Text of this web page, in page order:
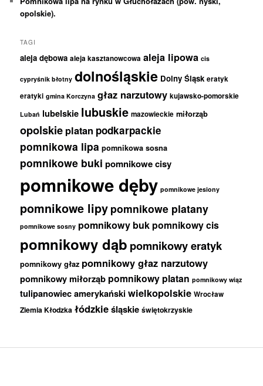
opolskie).
TAGI
aleja dębowa aleja kasztanowcowa aleja lipowa cis
cypryśnik błotny dolnośląskie Dolny Śląsk eratyk
eratyki gmina Korczyna głaz narzutowy kujawsko-pomorskie
Lubań lubelskie lubuskie mazowieckie miłorząb
opolskie platan podkarpackie
pomnikowa lipa pomnikowa sosna
pomnikowe buki pomnikowe cisy
pomnikowe dęby pomnikowe jesiony
pomnikowe lipy pomnikowe platany
pomnikowe sosny pomnikowy buk pomnikowy cis
pomnikowy dąb pomnikowy eratyk
pomnikowy głaz pomnikowy głaz narzutowy
pomnikowy miłorząb pomnikowy platan pomnikowy wiąz
tulipanowiec amerykański wielkopolskie Wrocław
Ziemia Kłodzka łódzkieśląskie świętokrzyskie